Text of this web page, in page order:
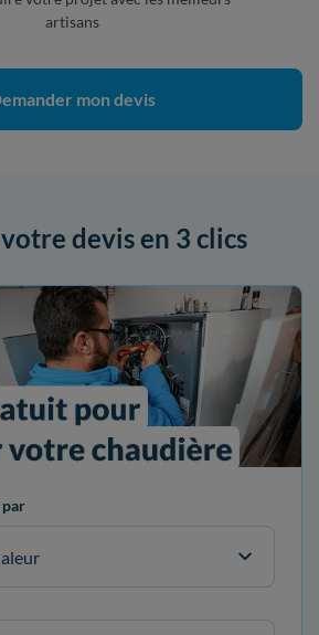
artisans
mon devis
devis en 3 clics
par